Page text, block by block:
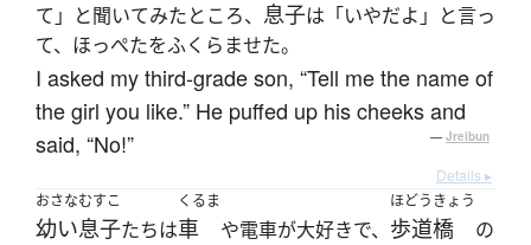
て」と聞いてみたところ、 息子は「いやだよ」と言っ
て、ほっぺたをふくらませた。
I asked my third-grade son, “Tell me the name of
the girl you like.” He puffed up his cheeks and
said, “No!”
— Jreibun
Details ▸
おさな
幼い
むすこ
息子たちは
くるま
車 や電車が大好きで、
ほどうきょう
歩道橋 の